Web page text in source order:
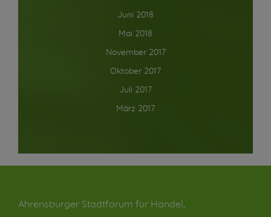
Juni 2018
Mai 2018
November 2017
Oktober 2017
Juli 2017
März 2017
Ahrensburger Stadtforum für Handel,